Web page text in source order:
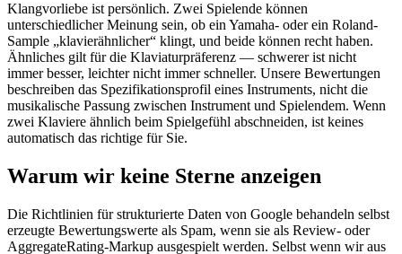
Klangvorliebe ist persönlich. Zwei Spielende können
unterschiedlicher Meinung sein, ob ein Yamaha- oder ein Roland-
Sample „klavierähnlicher“ klingt, und beide können recht haben.
Ähnliches gilt für die Klaviaturpräferenz — schwerer ist nicht
immer besser, leichter nicht immer schneller. Unsere Bewertungen
beschreiben das Spezifikationsprofil eines Instruments, nicht die
musikalische Passung zwischen Instrument und Spielendem. Wenn
zwei Klaviere ähnlich beim Spielgefühl abschneiden, ist keines
automatisch das richtige für Sie.
Warum wir keine Sterne anzeigen
Die Richtlinien für strukturierte Daten von Google behandeln selbst
erzeugte Bewertungswerte als Spam, wenn sie als Review- oder
AggregateRating-Markup ausgespielt werden. Selbst wenn wir aus